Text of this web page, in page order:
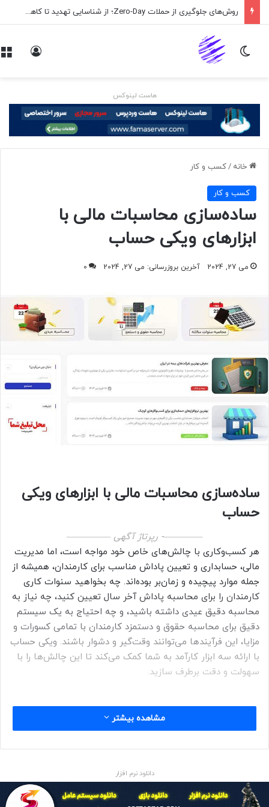
روش‌های جلوگیری از حملات Zero-Day؛ از شناسایی تهدید تا کاهش ریسک
تغییر پوسته
هاست لینوکس
خانه /کسب و کار
کسب و کار
ساده‌سازی محاسبات مالی با
ابزارهای ویکی حساب
می 27, 2024 آخرین بروزرسانی: می 27, 2024 0
ساده‌سازی محاسبات مالی با ابزارهای ویکی
حساب
—————- رپرتاژ آگهی —————–
هر کسب‌وکاری با چالش‌های خاص خود مواجه است، اما مدیریت
مالی، حسابداری و تعیین پاداش مناسب برای کارمندان، همیشه از
جمله موارد پیچیده و زمان‌بر بوده‌اند. چه بخواهید سنوات کاری
کارمندان را برای محاسبه پاداش آخر سال تعیین کنید، چه نیاز به
محاسبه دقیق عیدی داشته باشید، و چه احتیاج به یک سیستم
دقیق برای محاسبه حقوق و دستمزد کارمندان با تمامی کسورات و
مزایا، این فرآیندها می‌توانند وقت‌گیر و دشوار باشند. ویکی حساب
با ارائه سه ابزار کارآمد به شما کمک می‌کند تا این چالش‌ها را با
سهولت و دقت برطرف سازید.
ویکی حساب، مرجعی برای حسابداری
در عصری که تحول دیجیتال، سرعت پیشرفت‌ها را در سراسر
متولد شده است. این وب‌سایت تخصصی با ارائه ترکیبی از منابع
جامع حسابداری مالی، ابزار و خدمات متناسب با نیازهای
مشاهده بیشتر
دانلود نرم افزار